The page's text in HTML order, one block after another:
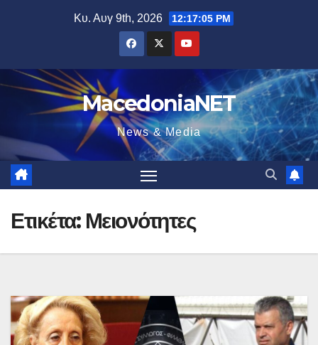
Κυ. Αυγ 9th, 2026 12:17:06 PM
MacedoniaNET
News & Media
Ετικέτα: Μειονότητες